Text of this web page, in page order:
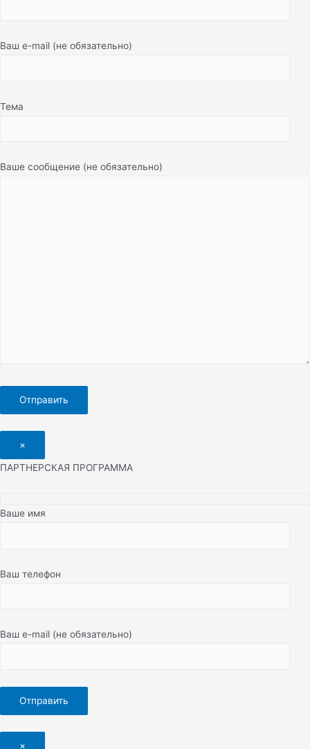
Ваш e-mail (не обязательно)
Тема
Ваше сообщение (не обязательно)
×
ПАРТНЕРСКАЯ ПРОГРАММА
Ваше имя
Ваш телефон
Ваш e-mail (не обязательно)
×